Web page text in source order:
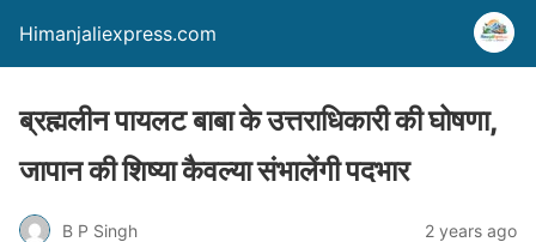
Himanjaliexpress.com
ब्रह्मलीन पायलट बाबा के उत्तराधिकारी की घोषणा,
जापान की शिष्या कैवल्या संभालेंगी पदभार
B P Singh 2 years ago